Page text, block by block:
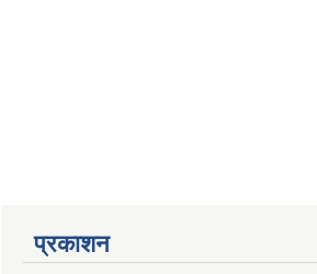
प्रकाशन